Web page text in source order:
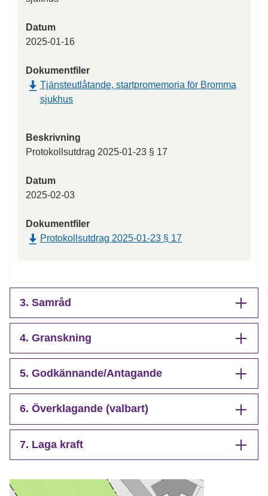
Datum
2025-01-16
Dokumentfiler
Tjänsteutlåtande, startpromemoria för Bromma
sjukhus
Beskrivning
Protokollsutdrag 2025-01-23 § 17
Datum
2025-02-03
Dokumentfiler
Protokollsutdrag 2025-01-23 § 17
3. Samråd
4. Granskning
5. Godkännande/Antagande
6. Överklagande (valbart)
7. Laga kraft